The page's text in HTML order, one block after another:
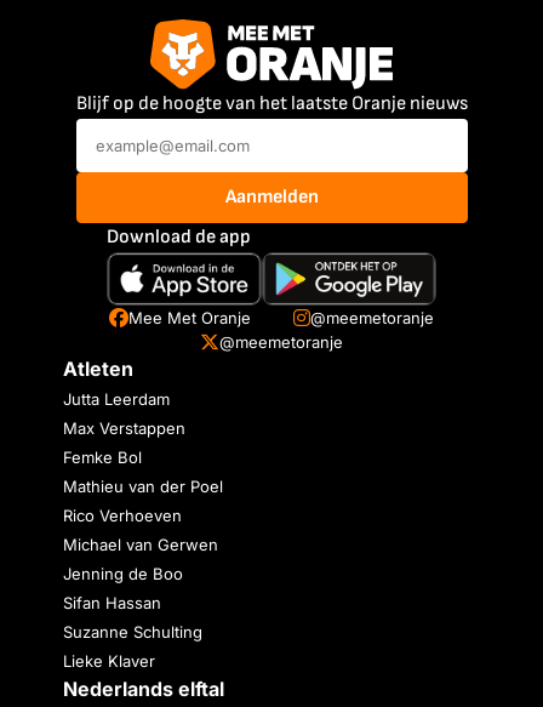
Blijf op de hoogte van het laatste Oranje nieuws
Aanmelden
Download de app
Mee Met Oranje
@meemetoranje
@meemetoranje
Atleten
Jutta Leerdam
Max Verstappen
Femke Bol
Mathieu van der Poel
Rico Verhoeven
Michael van Gerwen
Jenning de Boo
Sifan Hassan
Suzanne Schulting
Lieke Klaver
Nederlands elftal